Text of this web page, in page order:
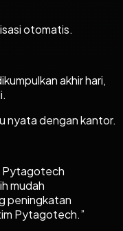
otomatis.
akhir hari,
nyata dengan kantor.
Pytagotech
mudah
peningkatan
Pytagotech.”